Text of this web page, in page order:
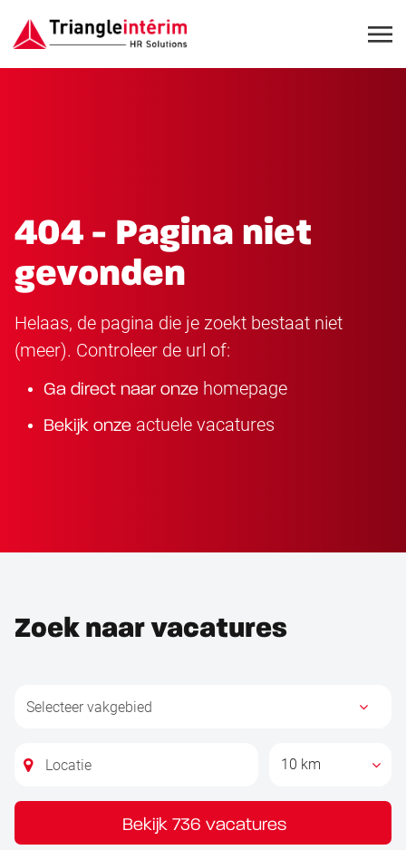
404 - Pagina niet
gevonden
Helaas, de pagina die je zoekt bestaat niet
(meer). Controleer de url of:
Ga direct naar onze homepage
Bekijk onze actuele vacatures
Zoek naar vacatures
10 km
Bekijk 736 vacatures